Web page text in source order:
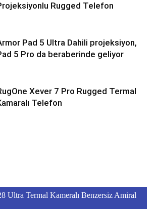
Rugged Telefon
Pad 5 Ultra Dahili projeksiyon,
5 Pro da beraberinde geliyor
Xever 7 Pro Rugged Termal
Telefon
Ultra Termal Kameralı Benzersiz Amiral